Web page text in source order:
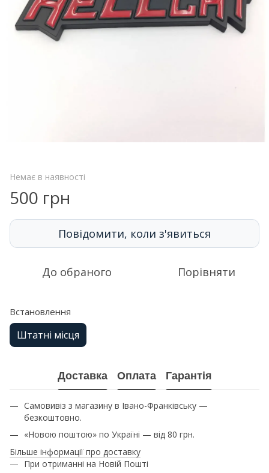
Немає в наявності
500 грн
Повідомити, коли з'явиться
До обраного Порівняти
Встановлення
Штатні місця
Доставка Оплата Гарантія
Самовивіз з магазину в Івано-Франківську —
безкоштовно.
«Новою поштою» по Україні — від 80 грн.
Більше інформації про доставку
При отриманні на Новій Пошті